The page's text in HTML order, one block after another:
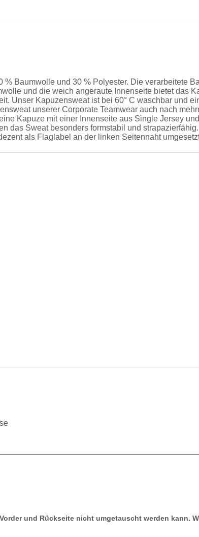
Baumwolle und 30 % Polyester. Die verarbeitete
und die weich angeraute Innenseite bietet das
Unser Kapuzensweat ist bei 60° C waschbar und
unserer Corporate Teamwear auch nach
Kapuze mit einer Innenseite aus Single Jersey
das Sweat besonders formstabil und
als Flaglabel an der linken Seitennaht
und Rückseite nicht umgetauscht werden kann.